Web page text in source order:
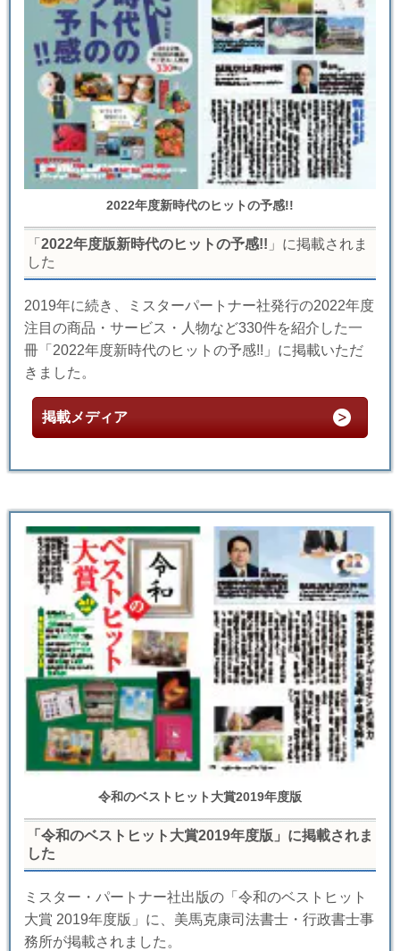
2022年度新時代のヒットの予感!!
「 2022年度版新時代のヒットの予感!! 」に掲載されま
した
2019年に続き、ミスターパートナー社発行の2022年度
注目の商品・サービス・人物など330件を紹介した一
冊「2022年度新時代のヒットの予感!!」に掲載いただ
きました。
掲載メディア
令和のベストヒット大賞2019年度版
「令和のベストヒット大賞2019年度版」に掲載されま
した
ミスター・パートナー社出版の「令和のベストヒット
大賞 2019年度版」に、美馬克康司法書士・行政書士事
務所が掲載されました。